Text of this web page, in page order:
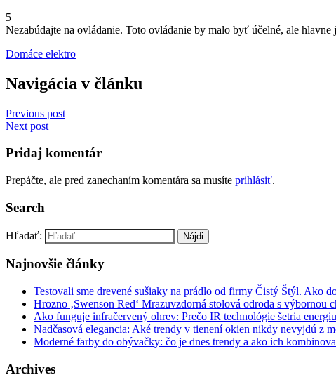
5
Nezabúdajte na ovládanie. Toto ovládanie by malo byť účelné, ale
Domáce elektro
Navigácia v článku
Previous post
Next post
Pridaj komentár
Prepáčte, ale pred zanechaním komentára sa musíte prihlásiť.
Search
Hľadať:
Najnovšie články
Testovali sme drevené sušiaky na prádlo od firmy Čistý Štýl. Ako
Hrozno ‚Swenson Red‘ Mrazuvzdorná stolová odroda s výbornou
Ako funguje infračervený ohrev: Prečo IR technológie šetria energiu
Nadčasová elegancia: Aké trendy v tienení okien nikdy nevyjdú z
Moderné farby do obývačky: čo je dnes trendy a ako ich
Archives